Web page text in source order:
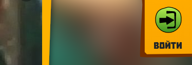
Войти